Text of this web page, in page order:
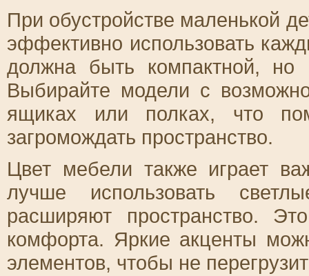
При обустройстве маленькой
эффективно использовать
должна быть компактной,
Выбирайте модели с
ящиках или полках, что
загромождать пространство.
Цвет мебели также играет
лучше использовать
расширяют пространство.
комфорта. Яркие акценты
элементов, чтобы не